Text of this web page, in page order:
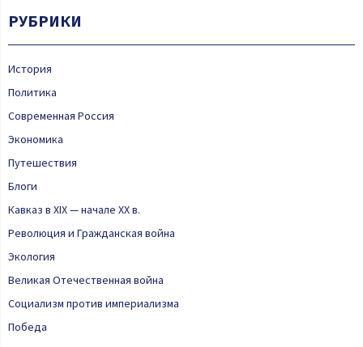
РУБРИКИ
История
Политика
Современная Россия
Экономика
Путешествия
Блоги
Кавказ в XIX — начале XX в.
Революция и Гражданская война
Экология
Великая Отечественная война
Социализм против империализма
Победа